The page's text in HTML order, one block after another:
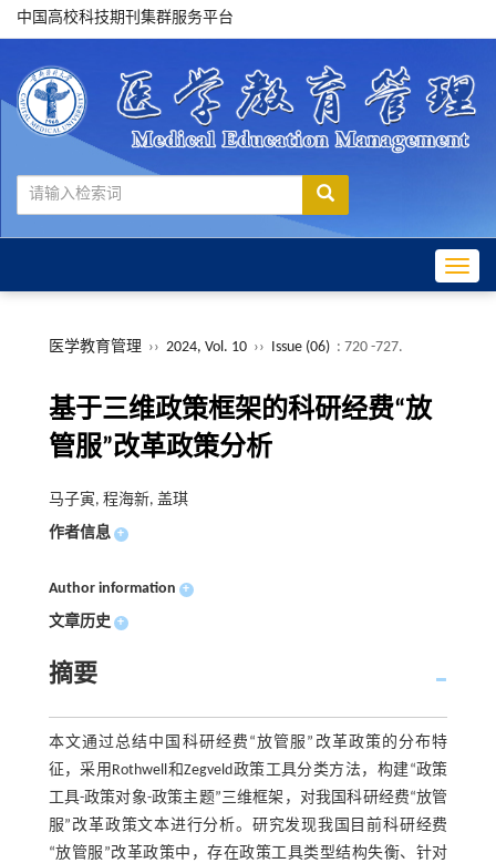
中国高校科技期刊集群服务平台
医学教育管理 ›› 2024, Vol. 10 ›› Issue (06) : 720 -727.
基于三维政策框架的科研经费“放
管服”改革政策分析
马子寅, 程海新, 盖琪
作者信息 +
Author information +
文章历史 +
摘要
本文通过总结中国科研经费“放管服”改革政策的分布特
征，采用Rothwell和Zegveld政策工具分类方法，构建“政策
工具-政策对象-政策主题”三维框架，对我国科研经费“放管
服”改革政策文本进行分析。研究发现我国目前科研经费
“放管服”改革政策中，存在政策工具类型结构失衡、针对